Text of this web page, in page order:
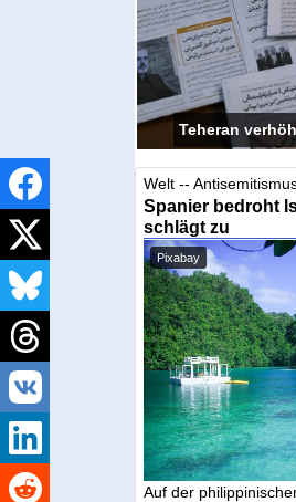
Teheran
Welt --
Spanier bedroht
schlägt zu
Pixabay
Auf der